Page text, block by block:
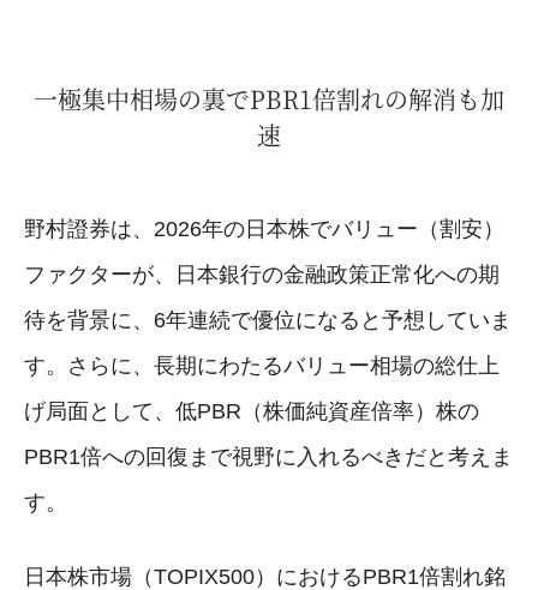
一極集中相場の裏でPBR1倍割れの解消も加
速
野村證券は、2026年の日本株でバリュー（割安）
ファクターが、日本銀行の金融政策正常化への期
待を背景に、6年連続で優位になると予想していま
す。さらに、長期にわたるバリュー相場の総仕上
げ局面として、低PBR（株価純資産倍率）株の
PBR1倍への回復まで視野に入れるべきだと考えま
す。
日本株市場（TOPIX500）におけるPBR1倍割れ銘